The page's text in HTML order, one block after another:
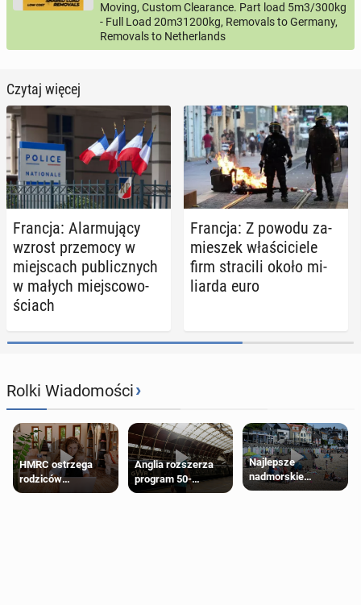
Moving, Custom Clearance. Part load 5m3/300kg
- Full Load 20m31200kg, Removals to Germany,
Removals to Netherlands
Czytaj więcej
Francja: Alar­mu­ją­cy
wzrost prze­mo­cy w
miej­scach pu­blicz­nych
w małych miej­sco­wo­
ściach
Francja: Z powodu za­
mie­szek wła­ści­cie­le
firm stra­ci­li około mi­
liar­da euro
Rolki Wiadomości›
HMRC ostrzega
rodziców
pobierających Child
Anglia rozszerza
program 50-
procentowych
Najlepsze
nadmorskie
miasteczko blisko